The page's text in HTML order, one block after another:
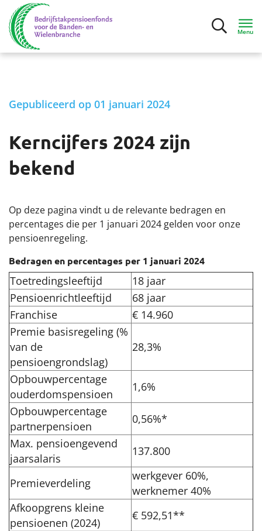
Menu
Mijn situatie
Ik ga bijna met pensioen
Ik ben met pensioen
Contact
Werkgevers
Over het pensioenfonds
Nieuwe pensioenregeling
Documenten
Gepubliceerd op 01 januari 2024
Kerncijfers 2024 zijn
bekend
Op deze pagina vindt u de relevante bedragen en
percentages die per 1 januari 2024 gelden voor onze
pensioenregeling.
Bedragen en percentages per 1 januari 2024
Toetredingsleeftijd
18 jaar
Pensioenrichtleeftijd
68 jaar
Franchise
€ 14.960
Premie basisregeling (%
van de
pensioengrondslag)
28,3%
Opbouwpercentage
ouderdomspensioen
1,6%
Opbouwpercentage
partnerpensioen
0,56%*
Max. pensioengevend
jaarsalaris
137.800
Premieverdeling
werkgever 60%,
werknemer 40%
Afkoopgrens kleine
pensioenen (2024)
€ 592,51**